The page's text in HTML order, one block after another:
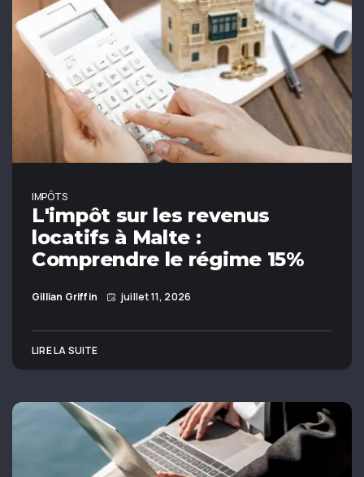
IMPÔTS
L'impôt sur les revenus
locatifs à Malte :
Comprendre le régime 15%
Gillian Griffin juillet 11, 2026
LIRE LA SUITE